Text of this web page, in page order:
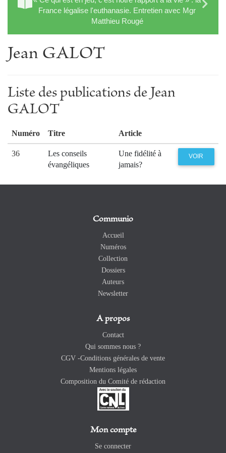
France légalise l'euthanasie. Entretien avec Mgr
Matthieu Rougé
Jean GALOT
Liste des publications de Jean
GALOT
Numéro Titre Article
36
Les conseils
évangéliques
Une fidélité à
jamais?
VOIR
Communio
Accueil
Numéros
Collection
Dossiers
Auteurs
Newsletter
A propos
Contact
Qui sommes nous ?
CGV -Conditions générales de vente
Mentions légales
Composition du Comité de rédaction
Mon compte
Se connecter